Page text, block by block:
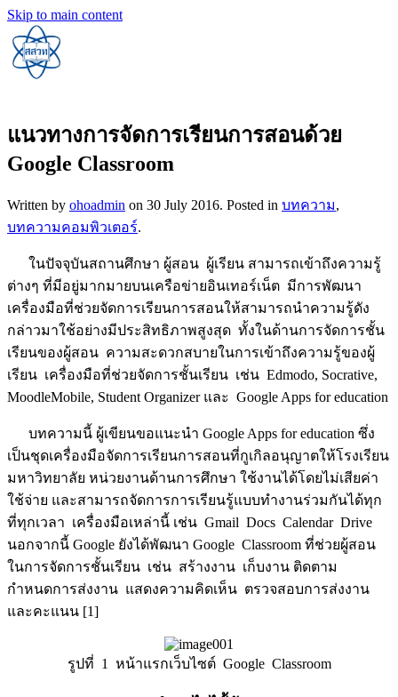
Skip to main content
แนวทางการจัดการเรียนการสอนด้วย
Google Classroom
Written by ohoadmin on 30 July 2016. Posted in บทความ,
บทความคอมพิวเตอร์.
ในปัจจุบันสถานศึกษา ผู้สอน ผู้เรียน สามารถเข้าถึงความรู้
ต่างๆ ที่มีอยู่มากมายบนเครือข่ายอินเทอร์เน็ต มีการพัฒนา
เครื่องมือที่ช่วยจัดการเรียนการสอนให้สามารถนำความรู้ดัง
กล่าวมาใช้อย่างมีประสิทธิภาพสูงสุด ทั้งในด้านการจัดการชั้น
เรียนของผู้สอน ความสะดวกสบายในการเข้าถึงความรู้ของผู้
เรียน เครื่องมือที่ช่วยจัดการชั้นเรียน เช่น Edmodo, Socrative,
MoodleMobile, Student Organizer และ Google Apps for education
บทความนี้ ผู้เขียนขอแนะนำ Google Apps for education ซึ่ง
เป็นชุดเครื่องมือจัดการเรียนการสอนที่กูเกิลอนุญาตให้โรงเรียน
มหาวิทยาลัย หน่วยงานด้านการศึกษา ใช้งานได้โดยไม่เสียค่า
ใช้จ่าย และสามารถจัดการการเรียนรู้แบบทำงานร่วมกันได้ทุก
ที่ทุกเวลา เครื่องมือเหล่านี้ เช่น Gmail Docs Calendar Drive
นอกจากนี้ Google ยังได้พัฒนา Google Classroom ที่ช่วยผู้สอน
ในการจัดการชั้นเรียน เช่น สร้างงาน เก็บงาน ติดตาม
กำหนดการส่งงาน แสดงความคิดเห็น ตรวจสอบการส่งงาน
และคะแนน [1]
รูปที่ 1 หน้าแรกเว็บไซต์ Google Classroom